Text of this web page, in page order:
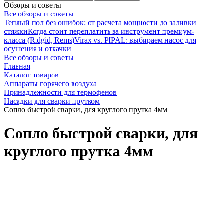
Обзоры и советы
Все обзоры и советы
Теплый пол без ошибок: от расчета мощности до заливки
стяжкиКогда стоит переплатить за инструмент премиум-
класса (Ridgid, Rems)Virax vs. PIPAL: выбираем насос для
осушения и откачки
Все обзоры и советы
Главная
Каталог товаров
Аппараты горячего воздуха
Принадлежности для термофенов
Насадки для сварки прутком
Cопло быстрой сварки, для круглого прутка 4мм
Cопло быстрой сварки, для
круглого прутка 4мм